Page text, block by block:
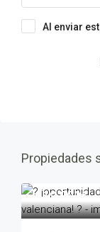
Al enviar
Propiedades
119,000€